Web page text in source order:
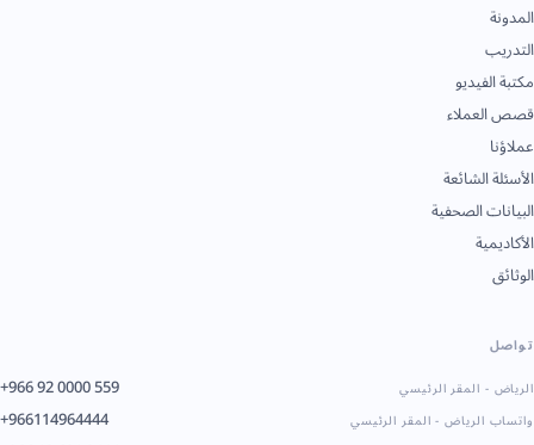
المدونة
التدريب
مكتبة الفيديو
قصص العملاء
عملاؤنا
الأسئلة الشائعة
البيانات الصحفية
الأكاديمية
الوثائق
تواصل
+966 92 0000 559 الرياض - المقر الرئيسي
+966114964444 واتساب الرياض - المقر الرئيسي